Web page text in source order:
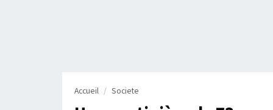
Accueil Societe